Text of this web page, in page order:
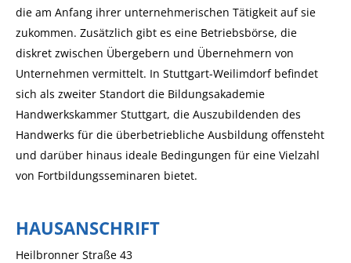
die am Anfang ihrer unternehmerischen Tätigkeit auf sie
zukommen. Zusätzlich gibt es eine Betriebsbörse, die
diskret zwischen Übergebern und Übernehmern von
Unternehmen vermittelt. In Stuttgart-Weilimdorf befindet
sich als zweiter Standort die Bildungsakademie
Handwerkskammer Stuttgart, die Auszubildenden des
Handwerks für die überbetriebliche Ausbildung offensteht
und darüber hinaus ideale Bedingungen für eine Vielzahl
von Fortbildungsseminaren bietet.
HAUSANSCHRIFT
Heilbronner Straße 43